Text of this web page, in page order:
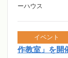
ーハウス
作教室」を開
イベント